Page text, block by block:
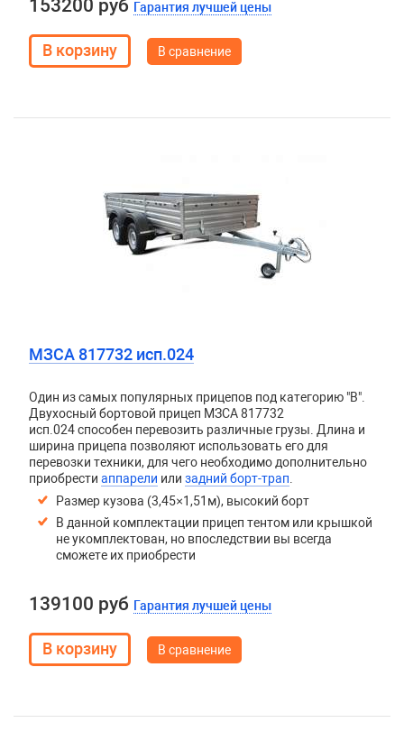
153200 руб Гарантия лучшей цены
В сравнение
МЗСА 817732 исп.024
Один из самых популярных прицепов под категорию "В".
Двухосный бортовой прицеп МЗСА 817732
исп.024способен перевозить различные грузы. Длина и
ширина прицепа позволяют использовать его для
перевозки техники, для чего необходимо дополнительно
приобрести аппарели или задний борт-трап
Размер кузова (3,45×1,51м), высокий борт
В данной комплектации прицеп тентом или крышкой
не укомплектован, но впоследствии вы всегда
сможете их приобрести
139100 руб Гарантия лучшей цены
В сравнение